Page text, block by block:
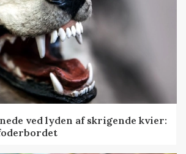
ved lyden af skrigende kvier: